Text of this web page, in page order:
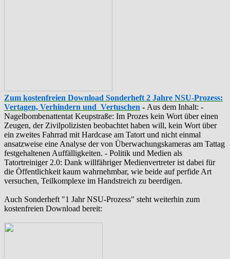
Zum kostenfreien Download Sonderheft 2 Jahre NSU-Prozess:
Vertagen, Verhindern und Vertuschen - Aus dem Inhalt: -
‪Nagelbombenattentat‬ ‎Keupstraße‬: Im Prozes kein Wort über einen
Zeugen, der Zivilpolizisten beobachtet haben will, kein Wort über
ein zweites Fahrrad mit Hardcase am Tatort und nicht einmal
ansatzweise eine Analyse der von Überwachungskameras am Tattag
festgehaltenen Auffälligkeiten. - Politik und Medien als
‪Tatortreiniger‬ 2.0: Dank willfähriger Medienvertreter ist dabei für
die Öffentlichkeit kaum wahrnehmbar, wie beide auf perfide Art
versuchen, Teilkomplexe im Handstreich zu beerdigen.
Auch Sonderheft "1 Jahr NSU-Prozess" steht weiterhin zum
kostenfreien Download bereit: